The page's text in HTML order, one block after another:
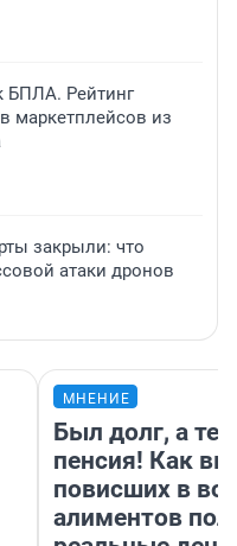
БПЛА. Рейтинг
маркетплейсов из
закрыли: что
атаки дронов
МНЕНИЕ
Был долг, а
пенсия! Как
повисших в
алиментов